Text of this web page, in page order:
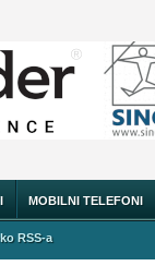
MOBILNI TELEFONI
RSS-a